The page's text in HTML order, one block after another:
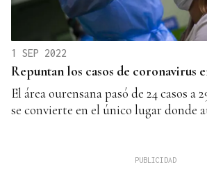
1 SEP 2022
Repuntan los casos de coronavirus
El área ourensana pasó de 24 casos a
se convierte en el único lugar donde